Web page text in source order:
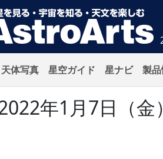
天体写真 星空ガイド 星ナビ 製
年1月7日（